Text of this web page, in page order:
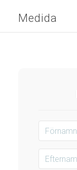
Medida